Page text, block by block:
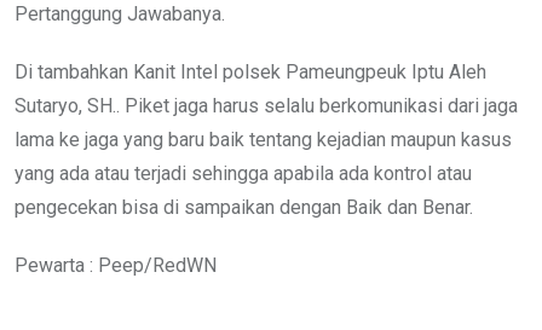
Pertanggung Jawabanya.
Di tambahkan Kanit Intel polsek Pameungpeuk Iptu Aleh
Sutaryo, SH.. Piket jaga harus selalu berkomunikasi dari jaga
lama ke jaga yang baru baik tentang kejadian maupun kasus
yang ada atau terjadi sehingga apabila ada kontrol atau
pengecekan bisa di sampaikan dengan Baik dan Benar.
Pewarta : Peep/RedWN